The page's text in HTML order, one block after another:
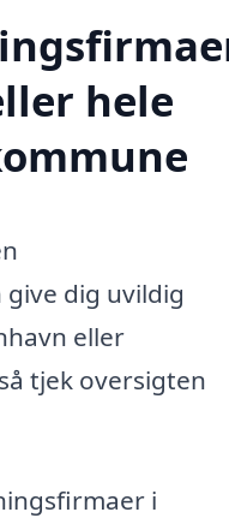
hele
dig uvildig
eller
tjek oversigten
i